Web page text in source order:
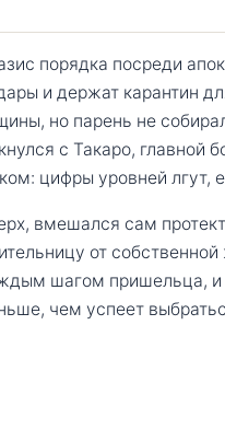
порядка посреди
и держат карантин
но парень не
с Такаро, главной
цифры уровней лгут,
вмешался сам
от
шагом пришельца, и
чем успеет